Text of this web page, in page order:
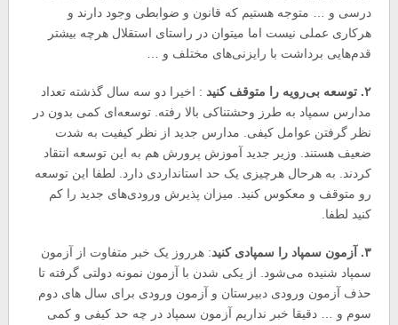
درسی و … متوجه هستیم که قانون و ضوابطی وجود دارند و
هرکاری عملی نیست اما میتوان در راستای استقلال هرچه بیشتر
قدم‌هایی برداشت با رایزنی‌های مختلف و …
۲. توسعه بی‌رویه را متوقف کنید
: اخیرا دو سه سال گذشته تعداد
مدارس سمپاد به طرز وحشتناکی بالا رفته. توسعه‌ای کمی بدون در
نظر گرفتن عوامل کیفی. مدارس جدید از نظر کیفیت به شدت
ضعیف هستند. وزیر جدید آموزش پرورش هم به این توسعه انتقاد
کردند. به هرحال هرچیزی یک حد استانداردی دارد. لطفا این توسعه
رو متوقف و معکوس کنید. میزان پذیرش ورودی‌های جدید را کم
کنید لطفا.
۳. آزمون سمپاد را سمپادی کنید
: هرروز یک خبر متفاوت از آزمون
سمپاد شنیده می‌شود. از یکی شدن با آزمون نمونه دولتی گرفته تا
حذف آزمون ورودی دبیرستان و آزمون ورودی برای سال های دوم
سوم و … دقیقا خبر نداریم آزمون سمپاد در چه حد کیفی و کمی